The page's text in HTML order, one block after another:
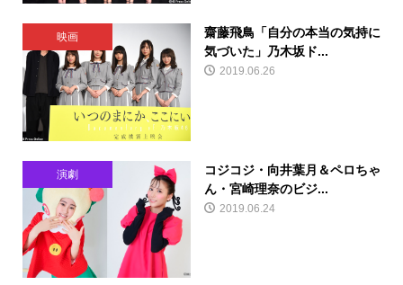
映画
齋藤飛鳥「自分の本当の気持に
気づいた」乃木坂ド...
2019.06.26
演劇
コジコジ・向井葉月＆ペロちゃ
ん・宮崎理奈のビジ...
2019.06.24